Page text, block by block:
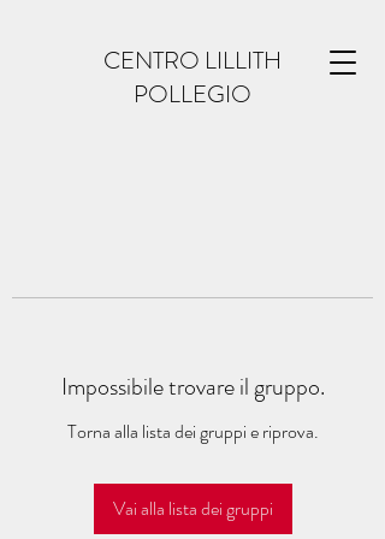
CENTRO LILLITH
POLLEGIO
Impossibile trovare il gruppo.
Torna alla lista dei gruppi e riprova.
Vai alla lista dei gruppi